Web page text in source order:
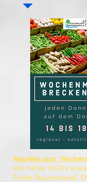
Aktuelles zum
Von 14 bis 18 Uhr
Tiroler Bauernstandl,